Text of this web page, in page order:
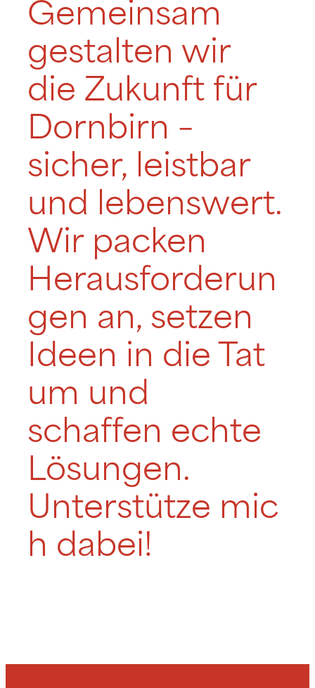
Gemeinsam
gestalten wir
die Zukunft für
Dornbirn –
sicher, leistbar
und lebenswert.
Wir packen
Herausforderun
gen an, setzen
Ideen in die Tat
um und
schaffen echte
Lösungen.
Unterstütze mic
h dabei!